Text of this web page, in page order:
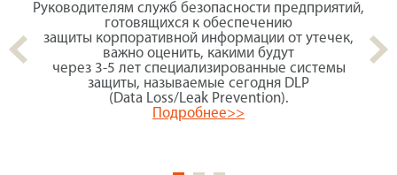
Руководителям служб безопасности предприятий,
готовящихся к обеспечению
защиты корпоративной информации от утечек,
важно оценить, какими будут
через 3-5 лет специализированные системы
защиты, называемые сегодня DLP
(Data Loss/Leak Prevention).
Подробнее>>